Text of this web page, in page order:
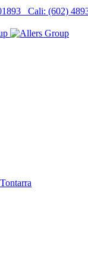
Cali: (602)